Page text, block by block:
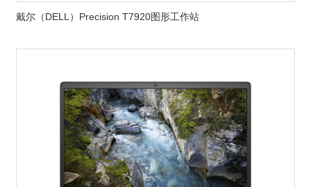
戴尔（DELL）Precision T7920图形工作站